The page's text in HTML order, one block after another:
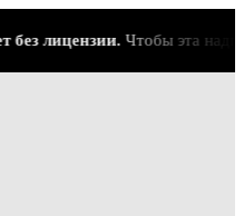
лицензии.Чтобы эта надпись